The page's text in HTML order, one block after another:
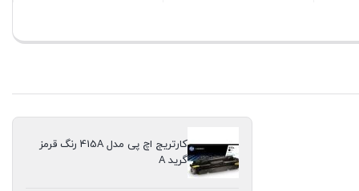
کارتریج اچ پی مدل 415A رنگ قرمز
گرید A